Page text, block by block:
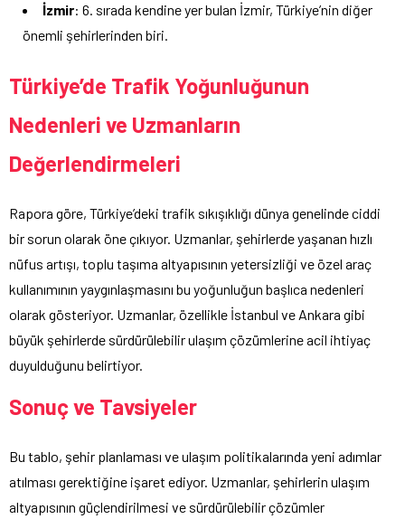
İzmir: 6. sırada kendine yer bulan İzmir, Türkiye’nin diğer
önemli şehirlerinden biri.
Türkiye’de Trafik Yoğunluğunun
Nedenleri ve Uzmanların
Değerlendirmeleri
Rapora göre, Türkiye’deki trafik sıkışıklığı dünya genelinde ciddi
bir sorun olarak öne çıkıyor. Uzmanlar, şehirlerde yaşanan hızlı
nüfus artışı, toplu taşıma altyapısının yetersizliği ve özel araç
kullanımının yaygınlaşmasını bu yoğunluğun başlıca nedenleri
olarak gösteriyor. Uzmanlar, özellikle İstanbul ve Ankara gibi
büyük şehirlerde sürdürülebilir ulaşım çözümlerine acil ihtiyaç
duyulduğunu belirtiyor.
Sonuç ve Tavsiyeler
Bu tablo, şehir planlaması ve ulaşım politikalarında yeni adımlar
atılması gerektiğine işaret ediyor. Uzmanlar, şehirlerin ulaşım
altyapısının güçlendirilmesi ve sürdürülebilir çözümler